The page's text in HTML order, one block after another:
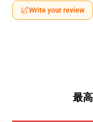
Write your review
最